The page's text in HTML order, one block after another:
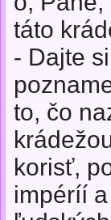
táto
- Dajte
to, čo
korisť,
impéríí